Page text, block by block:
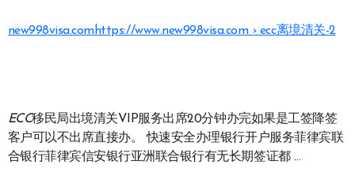
new998visa.comhttps://www.new998visa.com › ecc离境清关-2
ECC移民局出境清关VIP服务出席20分钟办完如果是工签降签
客户可以不出席直接办。 快速安全办理银行开户服务菲律宾联
合银行菲律宾信安银行亚洲联合银行有无长期签证都 …